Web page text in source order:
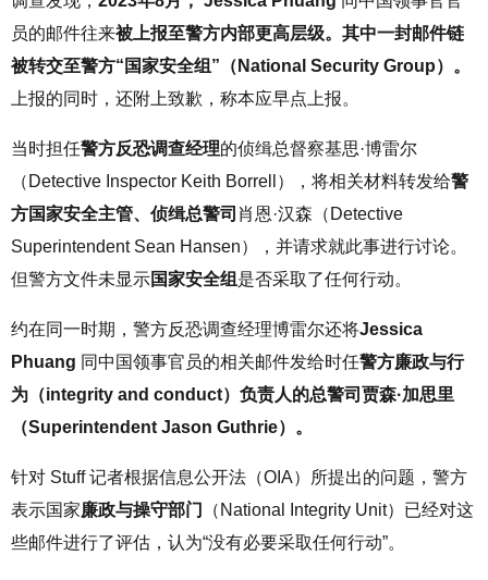
员的邮件往来被上报至警方内部更高层级。其中一封邮件链
被转交至警方“国家安全组”（National Security Group）。
上报的同时，还附上致歉，称本应早点上报。
当时担任警方反恐调查经理的侦缉总督察基思·博雷尔
（Detective Inspector Keith Borrell），将相关材料转发给警
方国家安全主管、侦缉总警司 肖恩·汉森（Detective
Superintendent Sean Hansen），并请求就此事进行讨论。
但警方文件未显示国家安全组 是否采取了任何行动。
约在同一时期，警方反恐调查经理博雷尔还将Jessica
Phuang 同中国领事官员的相关邮件发给时任警方廉政与行
为（integrity and conduct）负责人的总警司贾森·加思里
（Superintendent Jason Guthrie）。
针对 Stuff 记者根据信息公开法（OIA）所提出的问题，警方
表示国家廉政与操守部门
（National Integrity Unit）已经对这
些邮件进行了评估，认为“没有必要采取任何行动”。